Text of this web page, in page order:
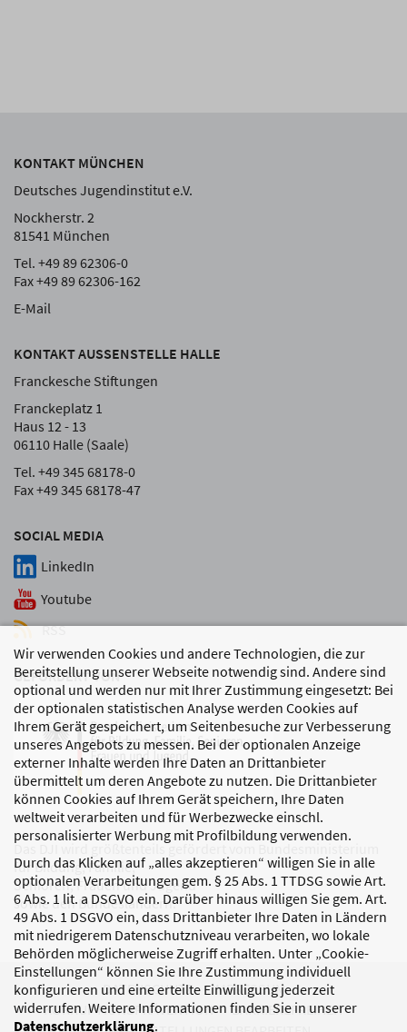
Wir verwenden Cookies und andere Technologien, die zur
Bereitstellung unserer Webseite notwendig sind. Andere sind
optional und werden nur mit Ihrer Zustimmung eingesetzt: Bei
der optionalen statistischen Analyse werden Cookies auf
Ihrem Gerät gespeichert, um Seitenbesuche zur Verbesserung
unseres Angebots zu messen. Bei der optionalen Anzeige
externer Inhalte werden Ihre Daten an Drittanbieter
übermittelt um deren Angebote zu nutzen. Die Drittanbieter
können Cookies auf Ihrem Gerät speichern, Ihre Daten
weltweit verarbeiten und für Werbezwecke einschl.
personalisierter Werbung mit Profilbildung verwenden.
Durch das Klicken auf „alles akzeptieren“ willigen Sie in alle
optionalen Verarbeitungen gem. § 25 Abs. 1 TTDSG sowie Art.
6 Abs. 1 lit. a DSGVO ein. Darüber hinaus willigen Sie gem. Art.
49 Abs. 1 DSGVO ein, dass Drittanbieter Ihre Daten in Ländern
mit niedrigerem Datenschutzniveau verarbeiten, wo lokale
Behörden möglicherweise Zugriff erhalten. Unter „Cookie-
Einstellungen“ können Sie Ihre Zustimmung individuell
konfigurieren und eine erteilte Einwilligung jederzeit
widerrufen. Weitere Informationen finden Sie in unserer
Datenschutzerklärung.
SOCIAL MEDIA
LinkedIn
Youtube
RSS
KONTAKT MÜNCHEN
Deutsches Jugendinstitut e.V.
Nockherstr. 2
81541 München
Tel. +49 89 62306-0
Fax +49 89 62306-162
E-Mail
KONTAKT AUSSENSTELLE HALLE
Franckesche Stiftungen
Franckeplatz 1
Haus 12 - 13
06110 Halle (Saale)
Tel. +49 345 68178-0
Fax +49 345 68178-47
GEFÖRDERT VON
Das DJI wird größtenteils gefördert vom Bundesministerium
für Bildung, Familie,
Senioren, Frauen und Jugend
sowie den Bundesländern.
DATENSCHUTZ
IMPRESSUM
KORRUPTIONSPRÄVENTION
BARRIEREFREIHEIT